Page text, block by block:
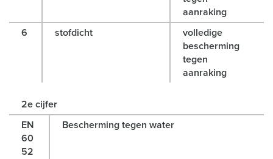
aanraking
6 stofdicht
volledige
bescherming
tegen
aanraking
2e cijfer
EN
60
52
Bescherming tegen water